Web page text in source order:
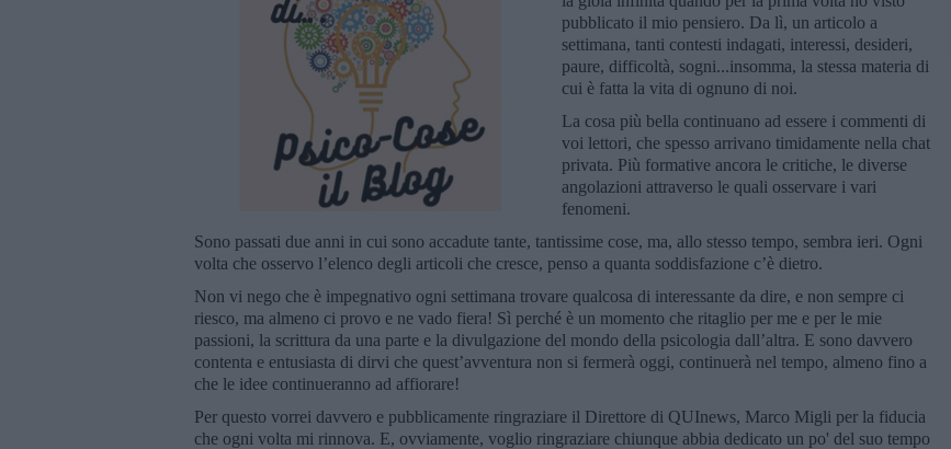
pubblicato il mio pensiero. Da lì, un articolo a
settimana, tanti contesti indagati, interessi, desideri,
paure, difficoltà, sogni...insomma, la stessa materia di
cui è fatta la vita di ognuno di noi.
La cosa più bella continuano ad essere i commenti di
voi lettori, che spesso arrivano timidamente nella chat
privata. Più formative ancora le critiche, le diverse
angolazioni attraverso le quali osservare i vari
fenomeni.
Sono passati due anni in cui sono accadute tante, tantissime cose, ma, allo stesso tempo, sembra ieri. Ogni
volta che osservo l’elenco degli articoli che cresce, penso a quanta soddisfazione c’è dietro.
Non vi nego che è impegnativo ogni settimana trovare qualcosa di interessante da dire, e non sempre ci
riesco, ma almeno ci provo e ne vado fiera! Sì perché è un momento che ritaglio per me e per le mie
passioni, la scrittura da una parte e la divulgazione del mondo della psicologia dall’altra. E sono davvero
contenta e entusiasta di dirvi che quest’avventura non si fermerà oggi, continuerà nel tempo, almeno fino a
che le idee continueranno ad affiorare!
Per questo vorrei davvero e pubblicamente ringraziare il Direttore di QUInews, Marco Migli per la fiducia
che ogni volta mi rinnova. E, ovviamente, voglio ringraziare chiunque abbia dedicato un po' del suo tempo